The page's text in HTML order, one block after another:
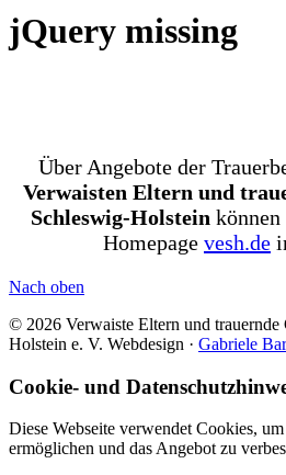
jQuery missing
Über Angebote der
Verwaisten Eltern und
Schleswig-Holstein
Homepage vesh.de
Nach oben
© 2026 Verwaiste Eltern und trauernde
Holstein e. V. Webdesign · Gabriele
Cookie- und
Diese Webseite verwendet Cookies,
ermöglichen und das Angebot zu